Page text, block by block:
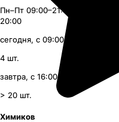
Пн–Пт 09:00–21:00, Сб–Вс
20:00
сегодня, с 09:00
4 шт.
завтра, с 16:00
> 20 шт.
Химиков